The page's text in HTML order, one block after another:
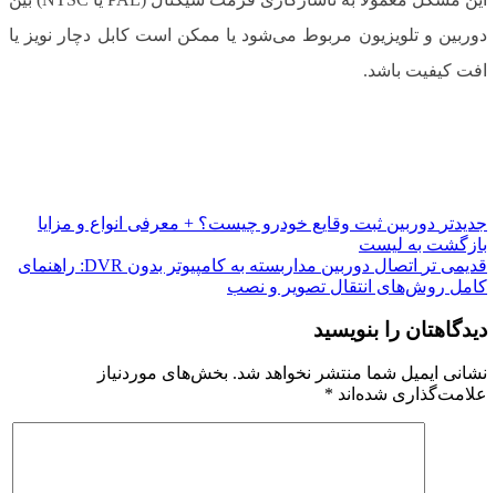
دوربین و تلویزیون مربوط می‌شود یا ممکن است کابل دچار نویز یا
افت کیفیت باشد.
جدیدتر دوربین ثبت وقایع خودرو چیست؟ + معرفی انواع و مزایا
بازگشت به لیست
قدیمی تر
اتصال دوربین مداربسته به کامپیوتر بدون DVR: راهنمای
کامل روش‌های انتقال تصویر و نصب
دیدگاهتان را بنویسید
نشانی ایمیل شما منتشر نخواهد شد. بخش‌های موردنیاز
علامت‌گذاری شده‌اند *